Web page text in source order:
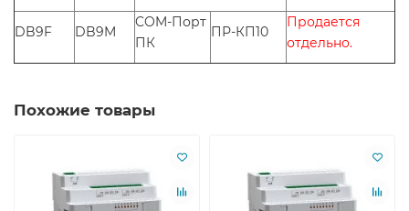
DB9F DB9M
COM-Порт
ПК
ПР-КП10
Продается
отдельно.
Похожие товары